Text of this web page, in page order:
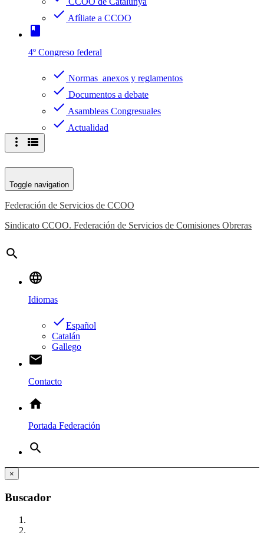
check Afíliate a CCOO
book
4º Congreso federal
check Normas anexos y reglamentos
check Documentos a debate
check Asambleas Congresuales
check Actualidad
more_vert view_list
Toggle navigation
Federación de Servicios de CCOO
Sindicato CCOO. Federación de Servicios de Comisiones Obreras
search
language
Idiomas
doneEspañol
Catalán
Gallego
email
Contacto
home
Portada Federación
search
×
Buscador